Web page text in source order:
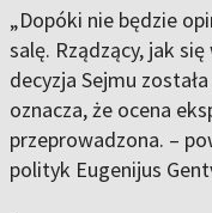
„Dopóki nie będzie
salę. Rządzący, jak
decyzja Sejmu
oznacza, że ocena
przeprowadzona. –
polityk Eugenijus